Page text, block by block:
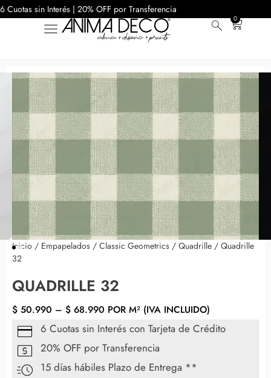
6 Cuotas sin Interés | 20% OFF por Transferencia
0
Inicio / Empapelados / Classic Geometrics / Quadrille / Quadrille
32
QUADRILLE 32
$ 50.990 – $ 68.990 POR M² (IVA INCLUIDO)
6 Cuotas sin Interés con Tarjeta de Crédito
20% OFF por Transferencia
15 días hábiles Plazo de Entrega **